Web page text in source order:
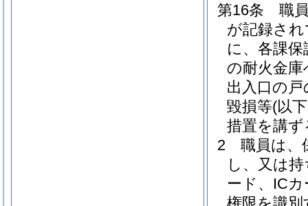
第16条
職
が記録さ
に、各課
の耐火金
出入口の
毀損等(以
措置を講
2
職員は、
し、又は
ード、IC